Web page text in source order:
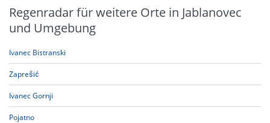
Regenradar für weitere Orte in Jablanovec
und Umgebung
Ivanec Bistranski
Zaprešić
Ivanec Gornji
Pojatno